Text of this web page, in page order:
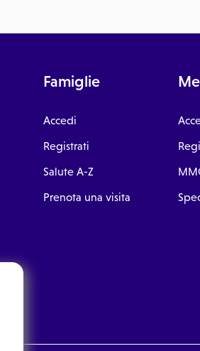
Famiglie
Accedi
Registrati
Salute A-Z
Prenota una visita